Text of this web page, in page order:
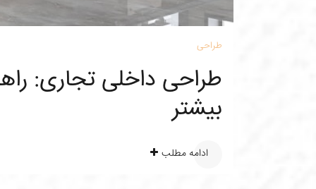
طراحی
طراحی داخلی تجاری:
بیشتر
ادامه مطلب